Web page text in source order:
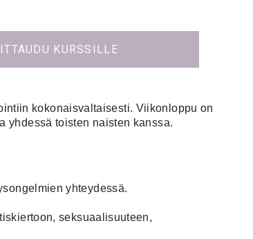
KURSSILLE
kokonaisvaltaisesti. Viikonloppu on
yhdessä toisten naisten kanssa.
yhteydessä.
seksuaalisuuteen,